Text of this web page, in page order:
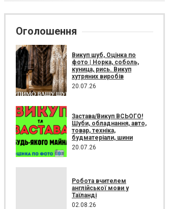
Оголошення
Викуп шуб, Оцінка по
фото | Норка, соболь,
куница, рись. Викуп
хутряних виробів
20.07.26
Застава/Викуп ВСЬОГО!
Шуби, обладнання, авто,
товар, техніка,
будматеріали, шини
20.07.26
Робота вчителем
англійської мови у
Таїланді
02.08.26